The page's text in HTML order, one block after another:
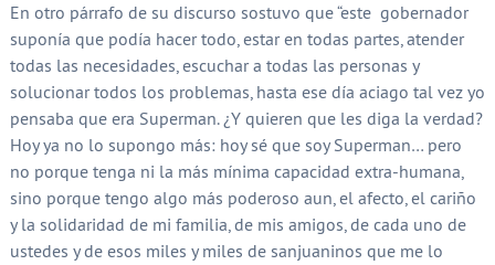
En otro párrafo de su discurso sostuvo que “este gobernador
suponía que podía hacer todo, estar en todas partes, atender
todas las necesidades, escuchar a todas las personas y
solucionar todos los problemas, hasta ese día aciago tal vez yo
pensaba que era Superman. ¿Y quieren que les diga la verdad?
Hoy ya no lo supongo más: hoy sé que soy Superman… pero
no porque tenga ni la más mínima capacidad extra-humana,
sino porque tengo algo más poderoso aun, el afecto, el cariño
y la solidaridad de mi familia, de mis amigos, de cada uno de
ustedes y de esos miles y miles de sanjuaninos que me lo